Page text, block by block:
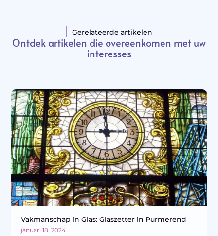
Gerelateerde artikelen
Ontdek artikelen die overeenkomen met uw
interesses
Vakmanschap in Glas: Glaszetter in Purmerend
januari 18, 2024